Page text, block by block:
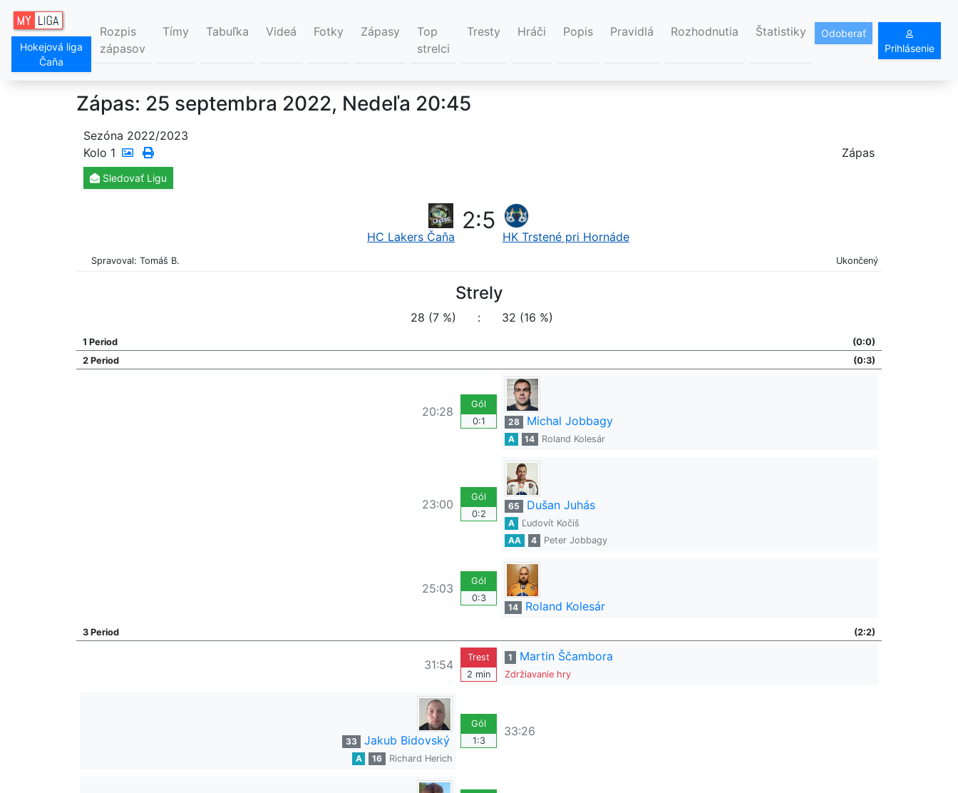
Hokejová liga
Čaňa
Rozpis
zápasov
Tímy Tabuľka Videá Fotky Zápasy
Top
strelci
Tresty Hráči Popis Pravidlá Rozhodnutia Štatistiky
Odoberať
Prihlásenie
Zápas: 25 septembra 2022, Nedeľa 20:45
Sezóna 2022/2023
Kolo 1 Zápas
Sledovať Ligu
HC Lakers Čaňa
2:5
HK Trstené pri Hornáde
Spravoval: Tomáš B. Ukončený
Strely
28 (7 %) : 32 (16 %)
1 Period
(0:0)
2 Period
(0:3)
20:28
Gól
0:1
28 Michal Jobbagy
A 14 Roland Kolesár
23:00
Gól
0:2
65 Dušan Juhás
A
Ľudovít Kočiš
AA
4 Peter Jobbagy
25:03
Gól
0:3
14
Roland Kolesár
3 Period (2:2)
31:54
Trest
2 min
1 Martin Ščambora
Zdržiavanie hry
33 Jakub Bidovský
A 16 Richard Herich
Gól
1:3
33:26